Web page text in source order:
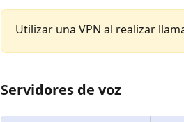
Utilizar una VPN al realizar
Servidores de voz